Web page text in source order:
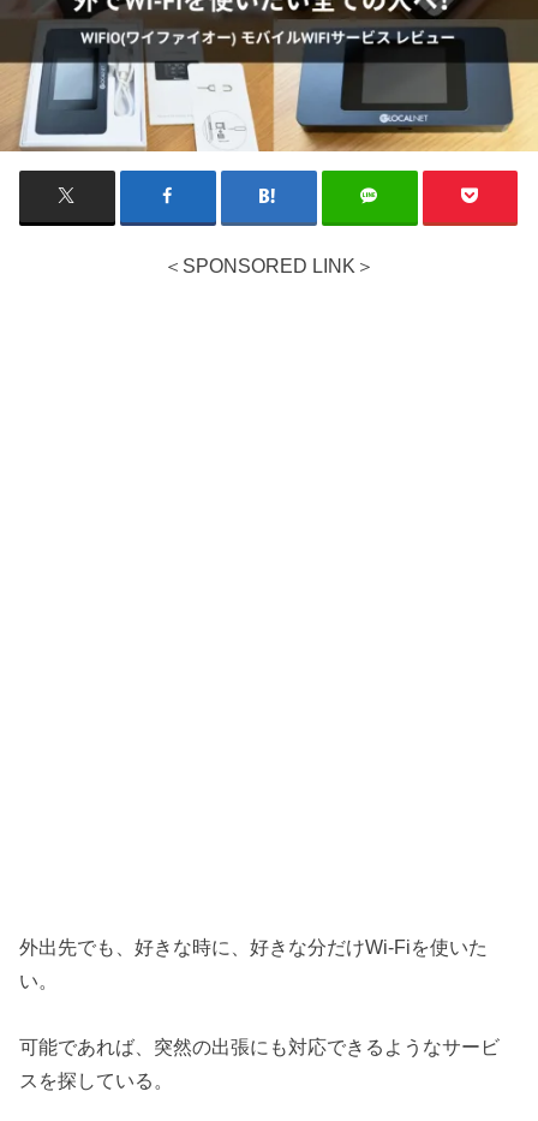
＜SPONSORED LINK＞
外出先でも、好きな時に、好きな分だけWi-Fiを使いた
い。
可能であれば、突然の出張にも対応できるようなサービ
スを探している。